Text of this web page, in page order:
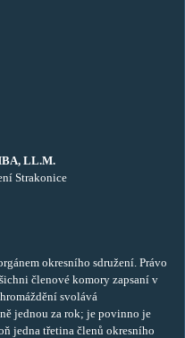
LL.M.
Strakonice
okresního sdružení. Právo
členové komory zapsaní v
svolává
jednou za rok; je povinno je
jedna třetina členů okresního